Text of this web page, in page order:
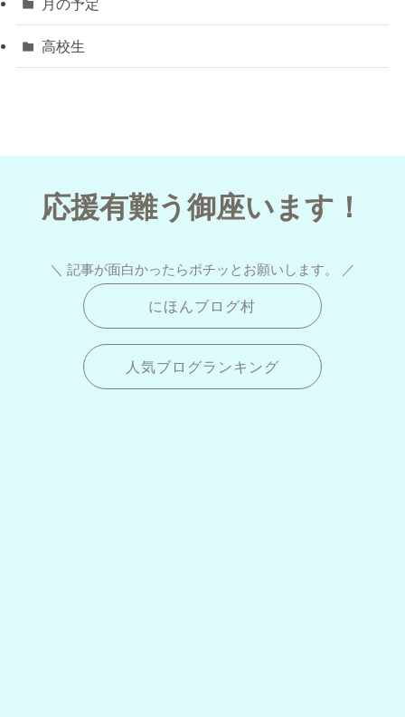
月の予定
高校生
応援有難う御座います！
＼ 記事が面白かったらポチッとお願いします。 ／
にほんブログ村
人気ブログランキング